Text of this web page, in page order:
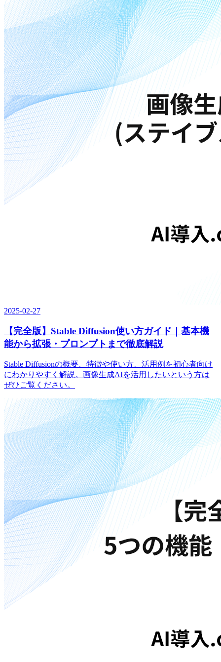
2025-02-27
【完全版】Stable Diffusion使い方ガイド｜基本機
能から拡張・プロンプトまで徹底解説
Stable Diffusionの概要、特徴や使い方、活用例を初心者向け
にわかりやすく解説。画像生成AIを活用したいという方は
ぜひご覧ください。